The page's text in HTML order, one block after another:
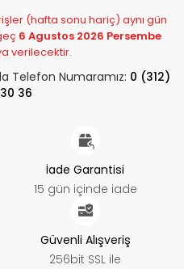
(hafta sonu hariç) aynı gün
6 Agustos 2026 Persembe
verilecektir.
Telefon Numaramız: 0 (312)
36
İade Garantisi
15 gün içinde iade
Güvenli Alışveriş
256bit SSL ile